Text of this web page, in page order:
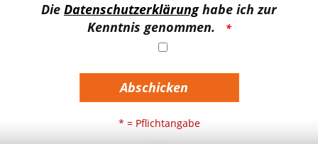
Die Datenschutzerklärunghabe ich zur
Kenntnis genommen.
Abschicken
* = Pflichtangabe